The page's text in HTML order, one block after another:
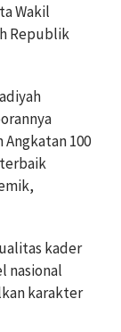
Wakil
Republik
Angkatan 100
kader
nasional
karakter